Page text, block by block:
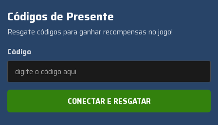
Códigos de Presente
Resgate códigos para ganhar recompensas no jogo!
Código
CONECTAR E RESGATAR